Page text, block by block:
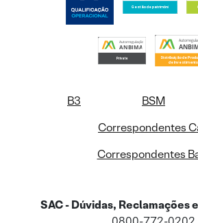
B3 BSM
Correspondentes
Correspondentes
SAC - Dúvidas, Reclamações